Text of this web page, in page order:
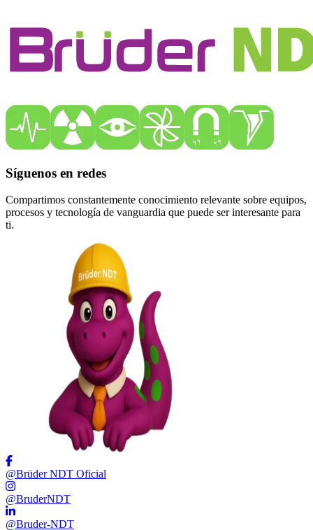
Síguenos en redes
Compartimos constantemente conocimiento relevante sobre equipos,
procesos y tecnología de vanguardia que puede ser interesante para
ti.
@Brüder NDT Oficial
@BruderNDT
@Bruder-NDT